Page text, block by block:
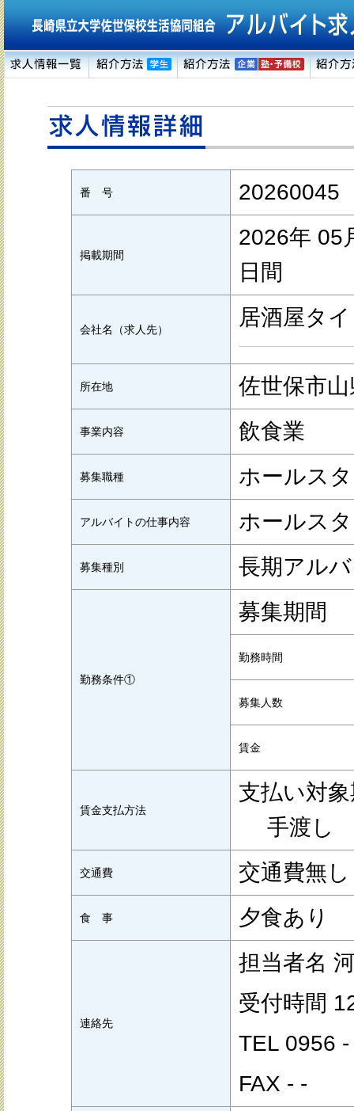
番 号 20260045
掲載期間
2026年 05
日間
会社名（求人先） 居酒屋タ
所在地 佐世保市
事業内容 飲食業
募集職種 ホールス
アルバイトの仕事内容 ホールス
募集種別 長期アル
勤務条件①
募集期間
勤務時間
募集人数
賃金
賃金支払方法
支払い対
手渡し
交通費 交通費
食 事 夕食あり
連絡先
担当者名
受付時間
TEL 0956
FAX - -